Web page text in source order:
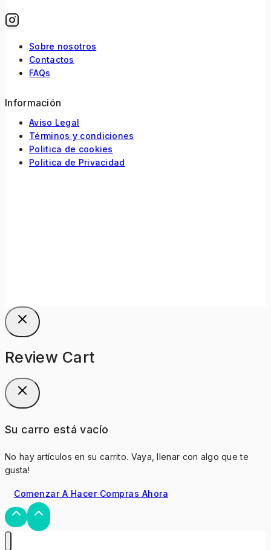
Sobre nosotros
Contactos
FAQs
Información
Aviso Legal
Términos y condiciones
Politica de cookies
Politica de Privacidad
Review Cart
Su carro está vacío
No hay artículos en su carrito. Vaya, llenar con algo que te
gusta!
Comenzar A Hacer Compras Ahora